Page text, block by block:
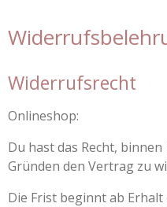
Widerrufsrecht
Onlineshop:
Du hast das Recht,
Gründen den Vertrag zu
Die Frist beginnt ab Erhalt